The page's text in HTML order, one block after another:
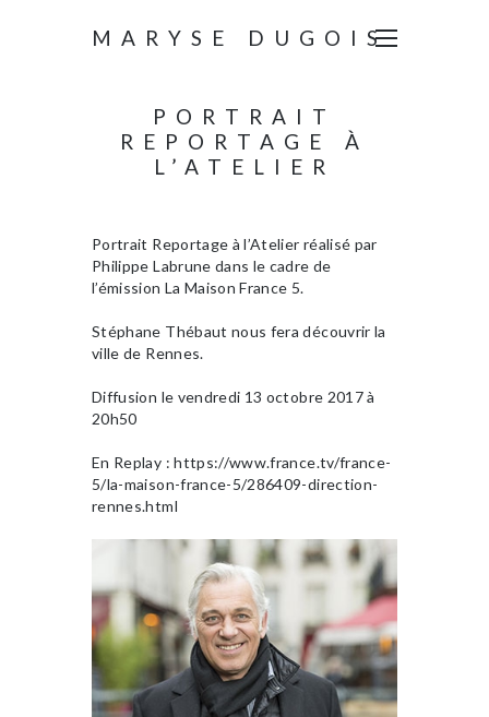
MARYSE DUGOIS
PORTRAIT
REPORTAGE À
L’ATELIER
Portrait Reportage à l’Atelier réalisé par
Philippe Labrune dans le cadre de
l’émission La Maison France 5.
Stéphane Thébaut nous fera découvrir la
ville de Rennes.
Diffusion le vendredi 13 octobre 2017 à
20h50
En Replay : https://www.france.tv/france-
5/la-maison-france-5/286409-direction-
rennes.html